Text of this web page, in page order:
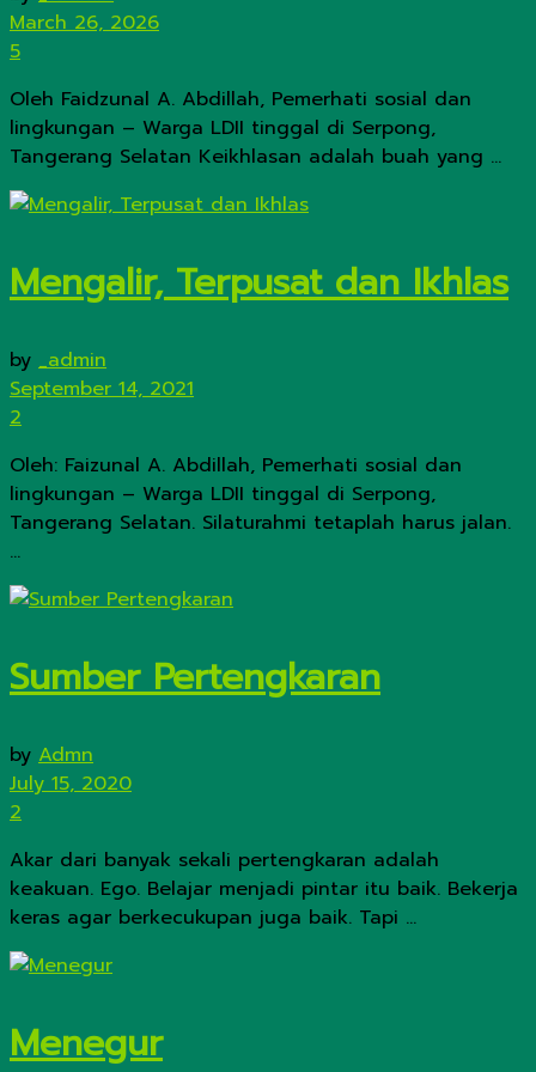
March 26, 2026
5
Oleh Faidzunal A. Abdillah, Pemerhati sosial dan
lingkungan – Warga LDII tinggal di Serpong,
Tangerang Selatan Keikhlasan adalah buah yang ...
Mengalir, Terpusat dan Ikhlas
by _admin
September 14, 2021
2
Oleh: Faizunal A. Abdillah, Pemerhati sosial dan
lingkungan – Warga LDII tinggal di Serpong,
Tangerang Selatan. Silaturahmi tetaplah harus jalan.
...
Sumber Pertengkaran
by Admn
July 15, 2020
2
Akar dari banyak sekali pertengkaran adalah
keakuan. Ego. Belajar menjadi pintar itu baik. Bekerja
keras agar berkecukupan juga baik. Tapi ...
Menegur